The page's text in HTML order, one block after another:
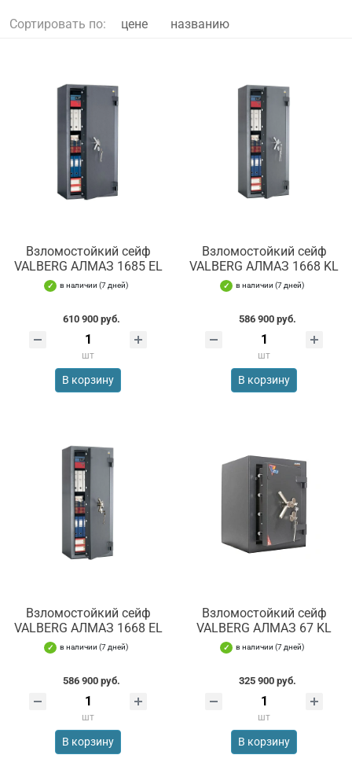
Сортировать по: цене названию
Взломостойкий сейф
VALBERG АЛМАЗ 1685 EL
в наличии (7 дней)
610 900 руб.
шт
В корзину
Взломостойкий сейф
VALBERG АЛМАЗ 1668 KL
в наличии (7 дней)
586 900 руб.
шт
В корзину
Взломостойкий сейф
VALBERG АЛМАЗ 1668 EL
в наличии (7 дней)
586 900 руб.
шт
В корзину
Взломостойкий сейф
VALBERG АЛМАЗ 67 KL
в наличии (7 дней)
325 900 руб.
шт
В корзину